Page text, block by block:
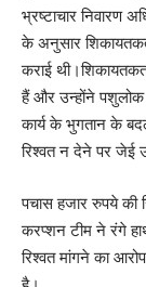
भ्रष्टाचार निवारण
के अनुसार
कराई
हैं और उन्होंने
कार्य के भुगतान के
रिश्वत न देने पर जेई
पचास हजार रुपये की
करप्शन टीम ने रंगे
रिश्वत मांगने का